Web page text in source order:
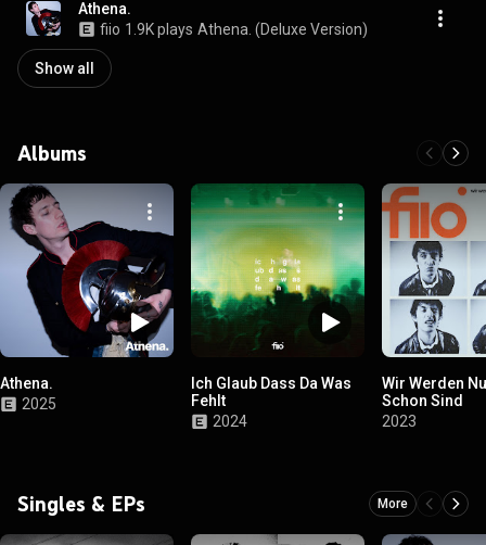
Athena.
fiio 1.9K plays Athena. (Deluxe Version)
Show all
Albums
Athena.
2025
Ich Glaub Dass Da Was
Fehlt
2024
Wir Werden
Schon Sind
2023
Singles & EPs More